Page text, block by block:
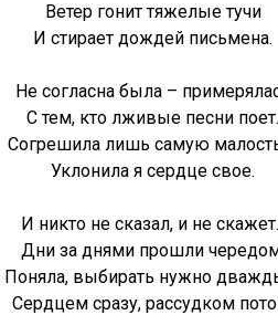
Ветер гонит тяжелые тучи
И стирает дождей письмена.
Не согласна была –
С тем, кто лживые песни поет.
Согрешила лишь самую
Уклонила я сердце свое.
И никто не сказал, и не
Дни за днями прошли
Поняла, выбирать нужно
Сердцем сразу, рассудком